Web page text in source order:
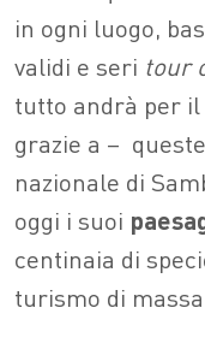
in ogni luogo,
validi e seri tour
tutto andrà per il
grazie a –
nazionale di
oggi i suoi
centinaia di
turismo di